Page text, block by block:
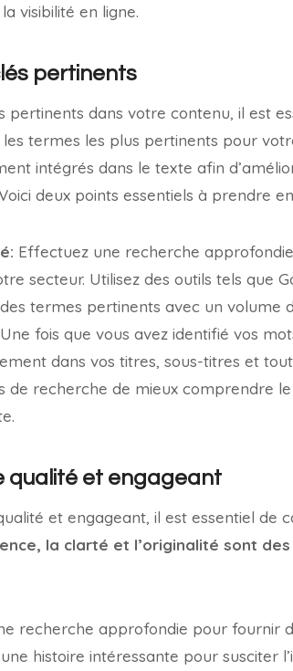
visibilité en ligne.
pertinents
pertinents dans votre contenu, il est
termes les plus pertinents pour
intégrés dans le texte afin
deux points essentiels à prendre
Effectuez une recherche
secteur. Utilisez des outils tels que
termes pertinents avec un volume
Une fois que vous avez identifié vos
dans vos titres, sous-titres et
recherche de mieux comprendre
qualité et engageant
et engageant, il est essentiel de
la clarté et l’originalité sont
recherche approfondie pour fournir
histoire intéressante pour susciter